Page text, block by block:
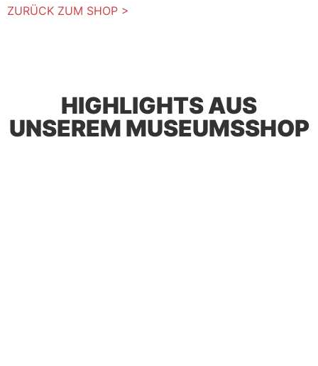
ZURÜCK ZUM SHOP >
HIGHLIGHTS AUS
UNSEREM MUSEUMSSHOP